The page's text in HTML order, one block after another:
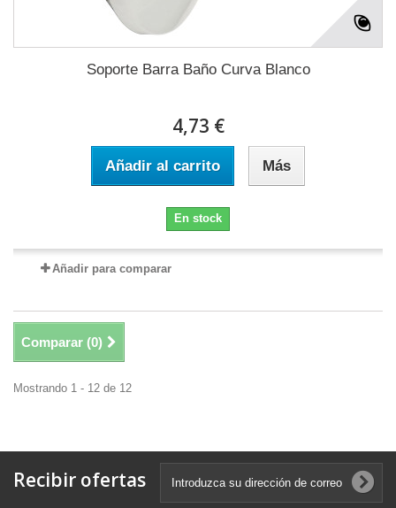
Soporte Barra Baño Curva Blanco
4,73 €
Añadir al carrito Más
En stock
Añadir para comparar
Comparar (0)
Mostrando 1 - 12 de 12
Recibir ofertas